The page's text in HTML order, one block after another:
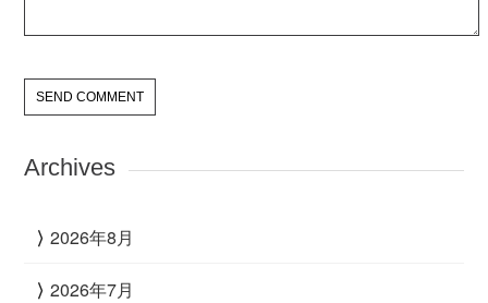
Archives
2026年8月
2026年7月